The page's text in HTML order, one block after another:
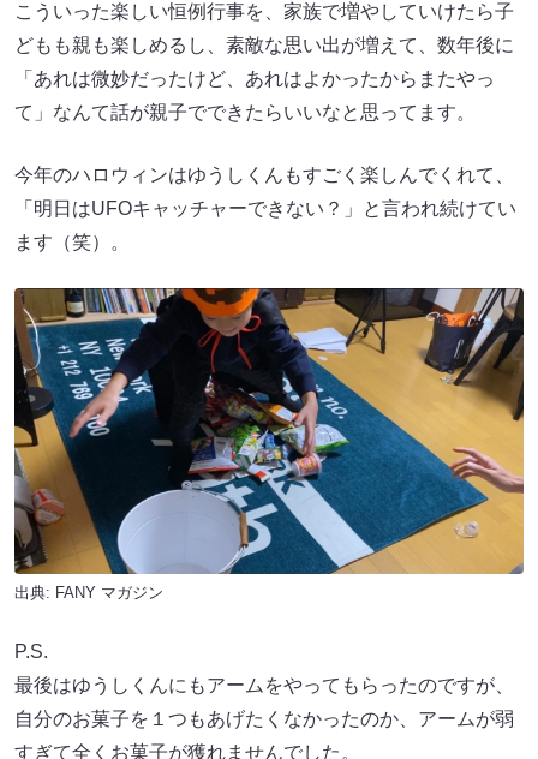
こういった楽しい恒例行事を、家族で増やしていけたら子
どもも親も楽しめるし、素敵な思い出が増えて、数年後に
「あれは微妙だったけど、あれはよかったからまたやっ
て」なんて話が親子でできたらいいなと思ってます。
今年のハロウィンはゆうしくんもすごく楽しんでくれて、
「明日はUFOキャッチャーできない？」と言われ続けてい
ます（笑）。
出典: FANY マガジン
P.S.
最後はゆうしくんにもアームをやってもらったのですが、
自分のお菓子を１つもあげたくなかったのか、アームが弱
すぎて全くお菓子が獲れませんでした。